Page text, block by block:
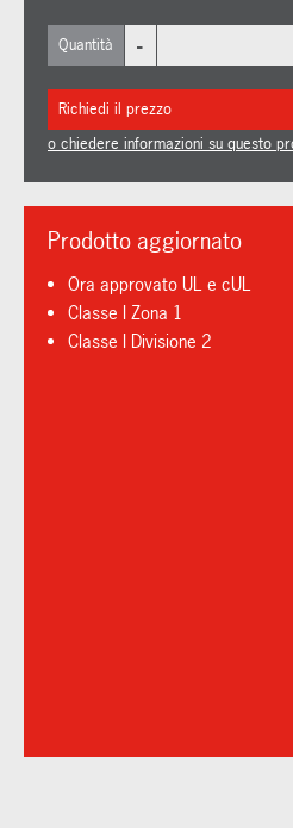
Quantità -
Richiedi il prezzo
o chiedere informazioni su questo
Prodotto aggiornato
Ora approvato UL e cUL
Classe I Zona 1
Classe I Divisione 2